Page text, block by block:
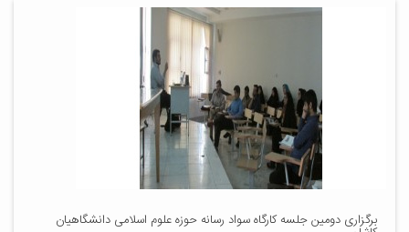
برگزاری دومین جلسه کارگاه سواد رسانه حوزه علوم اسلامی دانشگاهیان